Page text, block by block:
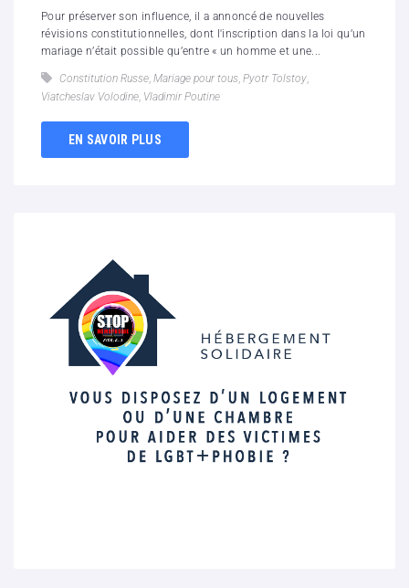
Pour préserver son influence, il a annoncé de nouvelles
révisions constitutionnelles, dont l'inscription dans la loi qu’un
mariage n’était possible qu’entre « un homme et une...
Constitution Russe, Mariage pour tous, Pyotr Tolstoy,
Viatcheslav Volodine, Vladimir Poutine
EN SAVOIR PLUS